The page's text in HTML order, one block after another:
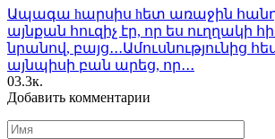
Ապագա hարսիս hետ առաջին
այնքան հուզիչ էր, որ ես ուղղակի
նրանով, բայց․․․Ամուսնությունից
այնպիսի բան արեց, որ․․․
03.3к.
Добавить комментарии
Имя